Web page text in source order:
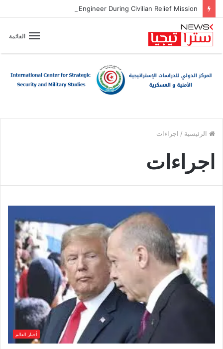
القائمة
الرئيسية / اجراءات
اجراءات
أخبار العالم